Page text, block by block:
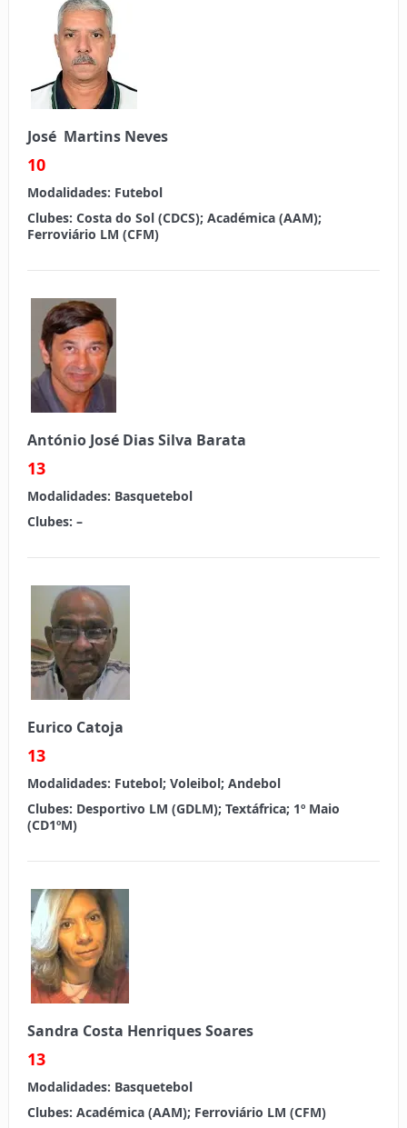
José Martins Neves
10
Modalidades: Futebol
Clubes: Costa do Sol (CDCS); Académica (AAM);
Ferroviário LM (CFM)
António José Dias Silva Barata
13
Modalidades: Basquetebol
Clubes: –
Eurico Catoja
13
Modalidades: Futebol; Voleibol; Andebol
Clubes: Desportivo LM (GDLM); Textáfrica; 1º Maio
(CD1ºM)
Sandra Costa Henriques Soares
13
Modalidades: Basquetebol
Clubes: Académica (AAM); Ferroviário LM (CFM)